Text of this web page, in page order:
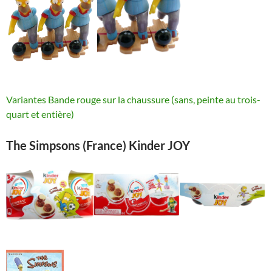
Variantes Bande rouge sur la chaussure (sans, peinte au trois-
quart et entière)
The Simpsons (France) Kinder JOY